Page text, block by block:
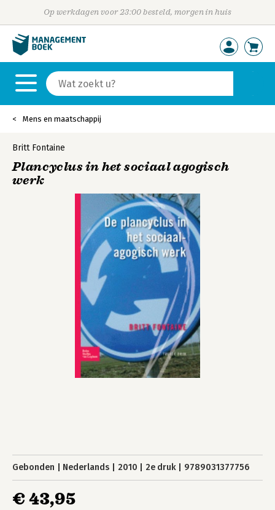
Op werkdagen voor 23:00 besteld, morgen in huis
Mens en maatschappij
Britt Fontaine
Plancyclus in het sociaal agogisch
werk
Gebonden Nederlands 2010 2e druk 9789031377756
€ 43,95